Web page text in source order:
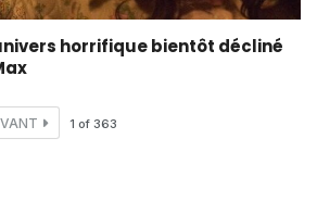
horrifique bientôt décliné
1 of 363